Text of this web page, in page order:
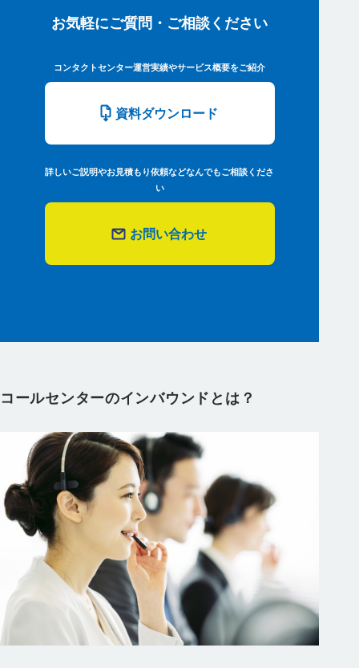
お気軽にご質問・ご相談ください
コンタクトセンター運営実績やサービス概要をご紹介
資料ダウンロード
詳しいご説明やお見積もり依頼などなんでもご相談くださ
い
お問い合わせ
コールセンターのインバウンドとは？